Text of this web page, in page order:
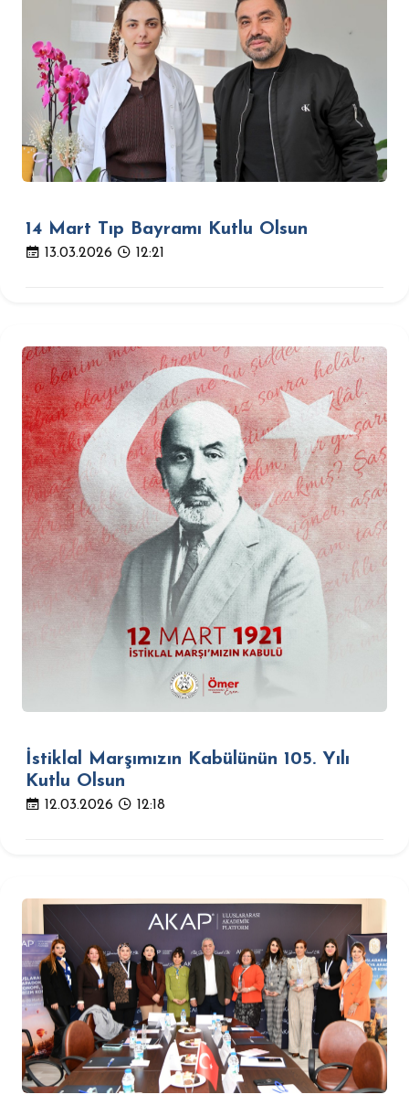
14 Mart Tıp Bayramı Kutlu Olsun
13.03.2026 12:21
İstiklal Marşımızın Kabülünün 105. Yılı
Kutlu Olsun
12.03.2026 12:18